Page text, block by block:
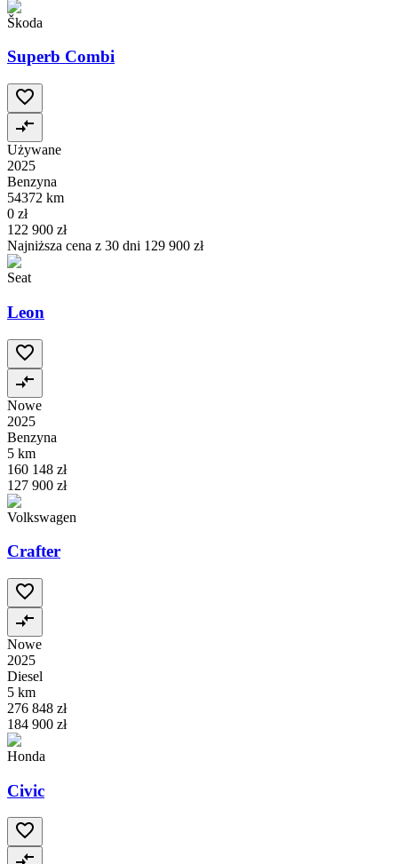
Škoda
Superb Combi
Używane
2025
Benzyna
54372 km
0 zł
122 900 zł
Najniższa cena z 30 dni 129 900 zł
Seat
Leon
Nowe
2025
Benzyna
5 km
160 148 zł
127 900 zł
Volkswagen
Crafter
Nowe
2025
Diesel
5 km
276 848 zł
184 900 zł
Honda
Civic